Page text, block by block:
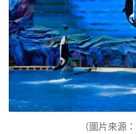
（圖片來源